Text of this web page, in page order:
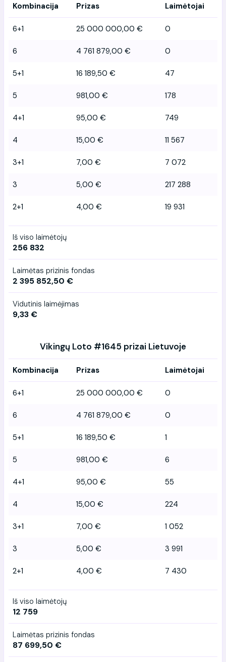
Kombinacija Prizas Laimėtojai
6+1 25 000 000,00 € 0
6 4 761 879,00 € 0
5+1 16 189,50 € 47
5 981,00 € 178
4+1 95,00 € 749
4 15,00 € 11 567
3+1 7,00 € 7 072
3 5,00 € 217 288
2+1 4,00 € 19 931
Iš viso laimėtojų
256 832
Laimėtas prizinis fondas
2 395 852,50 €
Vidutinis laimėjimas
9,33 €
Vikingų Loto #1645 prizai Lietuvoje
Kombinacija Prizas Laimėtojai
6+1 25 000 000,00 € 0
6 4 761 879,00 € 0
5+1 16 189,50 € 1
5 981,00 € 6
4+1 95,00 € 55
4 15,00 € 224
3+1 7,00 € 1 052
3 5,00 € 3 991
2+1 4,00 € 7 430
Iš viso laimėtojų
12 759
Laimėtas prizinis fondas
87 699,50 €